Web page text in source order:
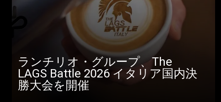
ランチリオ・グループ、The
LAGS Battle 2026 イタリア国内決
勝大会を開催